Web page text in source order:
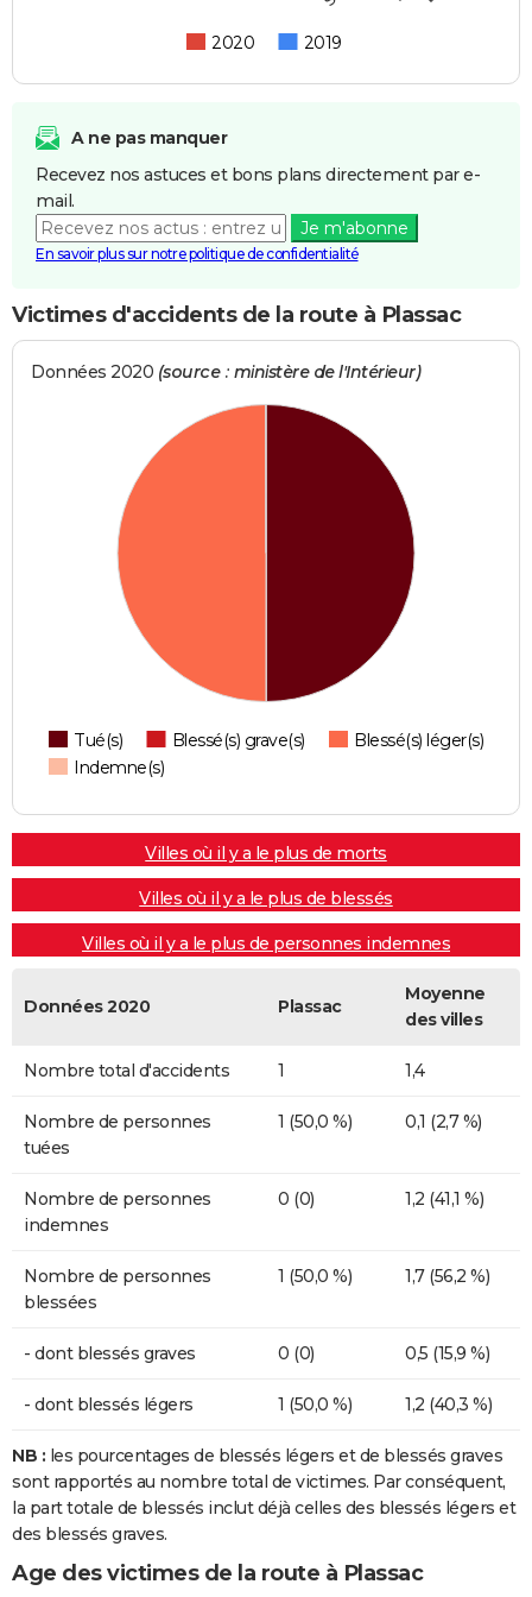
2020 2019
A ne pas manquer
Recevez nos astuces et bons plans directement par e-
mail.
Je m'abonne
En savoir plus sur notre politique de confidentialité
Victimes d'accidents de la route à Plassac
Données 2020 (source : ministère de l'Intérieur)
Tué(s) Blessé(s) grave(s)
Blessé(s) léger(s)
Indemne(s)
Villes où il y a le plus de morts
Villes où il y a le plus de blessés
Villes où il y a le plus de personnes indemnes
Données 2020 Plassac
Moyenne
des villes
Nombre total d'accidents 1 1,4
Nombre de personnes
tuées
1 (50,0 %) 0,1 (2,7 %)
Nombre de personnes
indemnes
0 (0) 1,2 (41,1 %)
Nombre de personnes
blessées
1 (50,0 %) 1,7 (56,2 %)
- dont blessés graves 0 (0) 0,5 (15,9 %)
- dont blessés légers 1 (50,0 %) 1,2 (40,3 %)
NB : les pourcentages de blessés légers et de blessés graves
sont rapportés au nombre total de victimes. Par conséquent,
la part totale de blessés inclut déjà celles des blessés légers et
des blessés graves.
Age des victimes de la route à Plassac